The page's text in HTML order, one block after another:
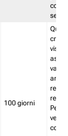
100 giorni